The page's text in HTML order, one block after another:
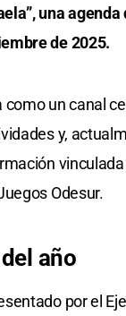
una agenda
de 2025.
un canal
y,
vinculada
Odesur.
año
por el